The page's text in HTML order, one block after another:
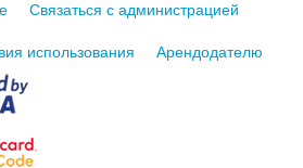
Связаться с администрацией
использования Арендодателю